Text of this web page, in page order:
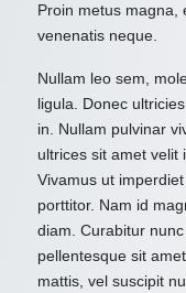
Proin metus magna,
venenatis neque.
Nullam leo sem,
ligula. Donec
in. Nullam pulvinar
ultrices sit amet velit
Vivamus ut
porttitor. Nam id
diam. Curabitur
pellentesque sit
mattis, vel suscipit